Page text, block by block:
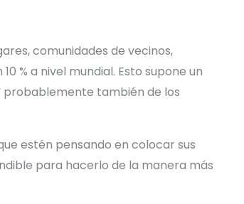
comunidades de vecinos,
% a nivel mundial. Esto supone un
probablemente también de los
estén pensando en colocar sus
para hacerlo de la manera más